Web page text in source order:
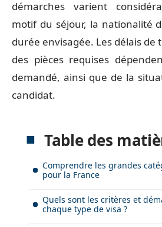
démarches varient
motif du séjour, la nationalité
durée envisagée. Les délais
des pièces requises
demandé, ainsi que de la
candidat.
Table des
Comprendre les grandes
pour la France
Quels sont les critères et
chaque type de visa ?